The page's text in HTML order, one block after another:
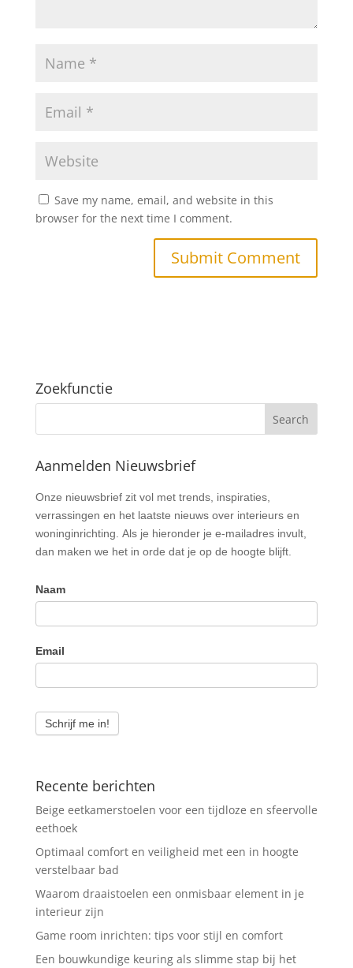
Save my name, email, and website in this
browser for the next time I comment.
Zoekfunctie
Aanmelden Nieuwsbrief
Onze nieuwsbrief zit vol met trends, inspiraties,
verrassingen en het laatste nieuws over interieurs en
woninginrichting. Als je hieronder je e-mailadres invult,
dan maken we het in orde dat je op de hoogte blijft.
Naam
Email
Schrijf me in!
Recente berichten
Beige eetkamerstoelen voor een tijdloze en sfeervolle
eethoek
Optimaal comfort en veiligheid met een in hoogte
verstelbaar bad
Waarom draaistoelen een onmisbaar element in je
interieur zijn
Game room inrichten: tips voor stijl en comfort
Een bouwkundige keuring als slimme stap bij het